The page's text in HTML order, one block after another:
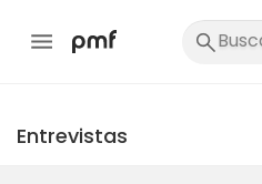
Entrevistas